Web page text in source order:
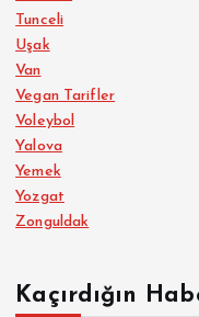
Tunceli
Uşak
Van
Vegan Tarifler
Voleybol
Yalova
Yemek
Yozgat
Zonguldak
Kaçırdığın